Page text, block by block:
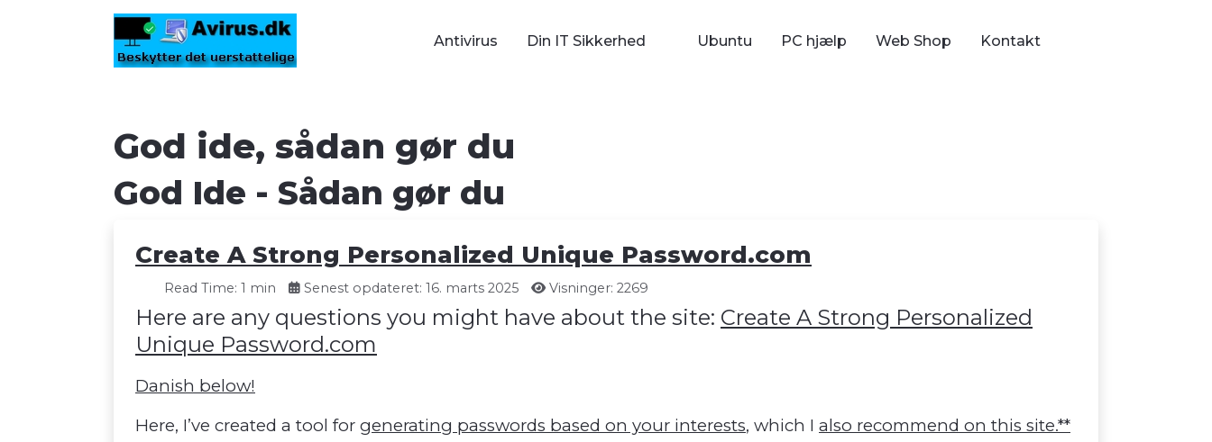
Antivirus Din IT Sikkerhed Ubuntu PC hjælp Web Shop Kontakt
God ide, sådan gør du
God Ide - Sådan gør du
Create A Strong Personalized Unique Password.com
Read Time: 1 min Senest opdateret: 16. marts 2025 Visninger: 2269
Here are any questions you might have about the site: Create A Strong Personalized
Unique Password.com
Danish below!
Here, I’ve created a tool for generating passwords based on your interests, which I also recommend on this site.**